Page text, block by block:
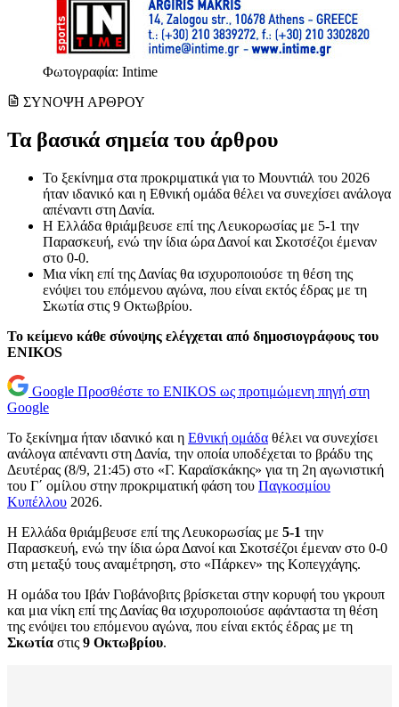
Φωτογραφία: Intime
ΣΥΝΟΨΗ ΑΡΘΡΟΥ
Τα βασικά σημεία του άρθρου
Το ξεκίνημα στα προκριματικά για το Μουντιάλ του 2026
ήταν ιδανικό και η Εθνική ομάδα θέλει να συνεχίσει ανάλογα
απέναντι στη Δανία.
Η Ελλάδα θριάμβευσε επί της Λευκορωσίας με 5-1 την
Παρασκευή, ενώ την ίδια ώρα Δανοί και Σκοτσέζοι έμεναν
στο 0-0.
Μια νίκη επί της Δανίας θα ισχυροποιούσε τη θέση της
ενόψει του επόμενου αγώνα, που είναι εκτός έδρας με τη
Σκωτία στις 9 Οκτωβρίου.
Το κείμενο κάθε σύνοψης ελέγχεται από δημοσιογράφους του
ENIKOS
Google Προσθέστε το ENIKOS ως προτιμώμενη πηγή στη
Google
Το ξεκίνημα ήταν ιδανικό και η Εθνική ομάδα θέλει να συνεχίσει
ανάλογα απέναντι στη Δανία, την οποία υποδέχεται το βράδυ της
Δευτέρας (8/9, 21:45) στο «Γ. Καραϊσκάκης» για τη 2η αγωνιστική
του Γ΄ ομίλου στην προκριματική φάση του Παγκοσμίου
Κυπέλλου 2026.
Η Ελλάδα θριάμβευσε επί της Λευκορωσίας με 5-1 την
Παρασκευή, ενώ την ίδια ώρα Δανοί και Σκοτσέζοι έμεναν στο 0-0
στη μεταξύ τους αναμέτρηση, στο «Πάρκεν» της Κοπεγχάγης.
Η ομάδα του Ιβάν Γιοβάνοβιτς βρίσκεται στην κορυφή του γκρουπ
και μια νίκη επί της Δανίας θα ισχυροποιούσε αφάνταστα τη θέση
της ενόψει του επόμενου αγώνα, που είναι εκτός έδρας με τη
Σκωτία στις 9 Οκτωβρίου.